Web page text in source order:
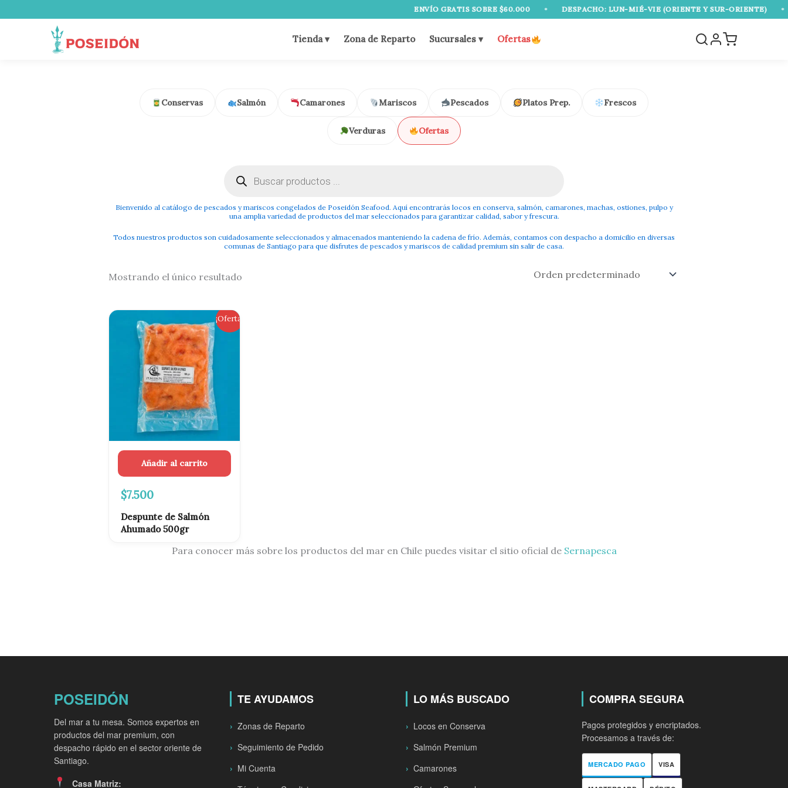
al
ENVÍO GRATIS SOBRE $60.000 • DESPACHO: LUN-MIÉ-VIE (ORIENTE Y SUR-ORIENTE) •
Tienda ▾ Zona de Reparto Sucursales ▾ Ofertas
Conservas Salmón Camarones Mariscos Pescados Platos Prep. Frescos
Verduras Ofertas
productos
Bienvenido al catálogo de pescados y mariscos congelados de Poseidón Seafood. Aquí encontrarás locos en conserva, salmón, camarones, machas, ostiones, pulpo y
una amplia variedad de productos del mar seleccionados para garantizar calidad, sabor y frescura.
Todos nuestros productos son cuidadosamente seleccionados y almacenados manteniendo la cadena de frío. Además, contamos con despacho a domicilio en diversas
comunas de Santiago para que disfrutes de pescados y mariscos de calidad premium sin salir de casa.
Mostrando el único resultado
¡Oferta!
Añadir al carrito
precio
original
$8.000.
$7.500
precio
actual
es:
$7.500.
Despunte de Salmón
Ahumado 500gr
Para conocer más sobre los productos del mar en Chile puedes visitar el sitio oficial de Sernapesca
POSEIDÓN
Del mar a tu mesa. Somos expertos en
productos del mar premium, con
despacho rápido en el sector oriente de
Santiago.
Casa Matriz:
TE AYUDAMOS
Zonas de Reparto
Seguimiento de Pedido
Mi Cuenta
LO MÁS BUSCADO
Locos en Conserva
Salmón Premium
Camarones
COMPRA SEGURA
Pagos protegidos y encriptados.
Procesamos a través de:
MERCADO PAGO VISA